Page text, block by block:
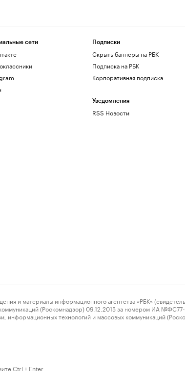
сети Подписки
Скрыть баннеры на РБК
Подписка на РБК
Корпоративная подписка
Уведомления
RSS Новости
информационного агентства «РБК»
(Роскомнадзор) 09.12.2015 за номером ИА
информационных технологий и массовых коммуникаций
Ctrl + Enter